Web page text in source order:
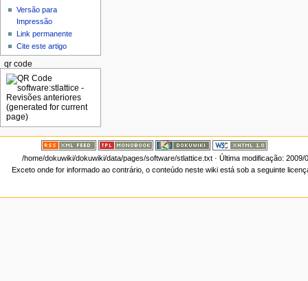
Versão para
Impressão
Link permanente
Cite este artigo
qr code
/home/dokuwiki/dokuwiki/data/pages/software/stlattice.txt· Última modificação:
Exceto onde for informado ao contrário, o conteúdo neste wiki está sob a seguinte